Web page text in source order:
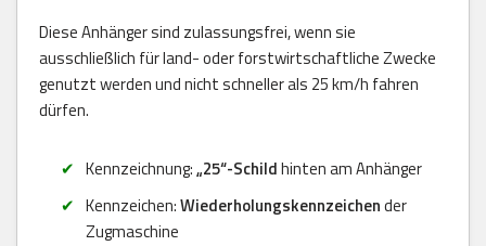
Diese Anhänger sind zulassungsfrei, wenn sie
ausschließlich für land- oder forstwirtschaftliche Zwecke
genutzt werden und nicht schneller als 25 km/h fahren
dürfen.
Kennzeichnung:„25“-Schildhinten am Anhänger
Kennzeichen:Wiederholungskennzeichender
Zugmaschine